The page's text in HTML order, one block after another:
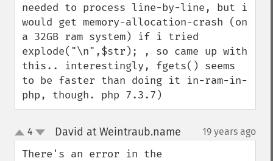
needed to process line-by-line, but i
would get memory-allocation-crash (on
a 32GB ram system) if i tried
explode("\n",$str); , so came up with
this.. interestingly, fgets() seems
to be faster than doing it in-ram-in-
php, though. php 7.3.7)
up
down
4 David at Weintraub.name 19 years ago
There's an error in the